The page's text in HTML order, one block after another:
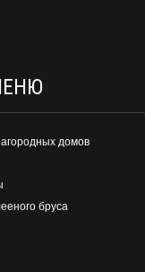
домов
бруса